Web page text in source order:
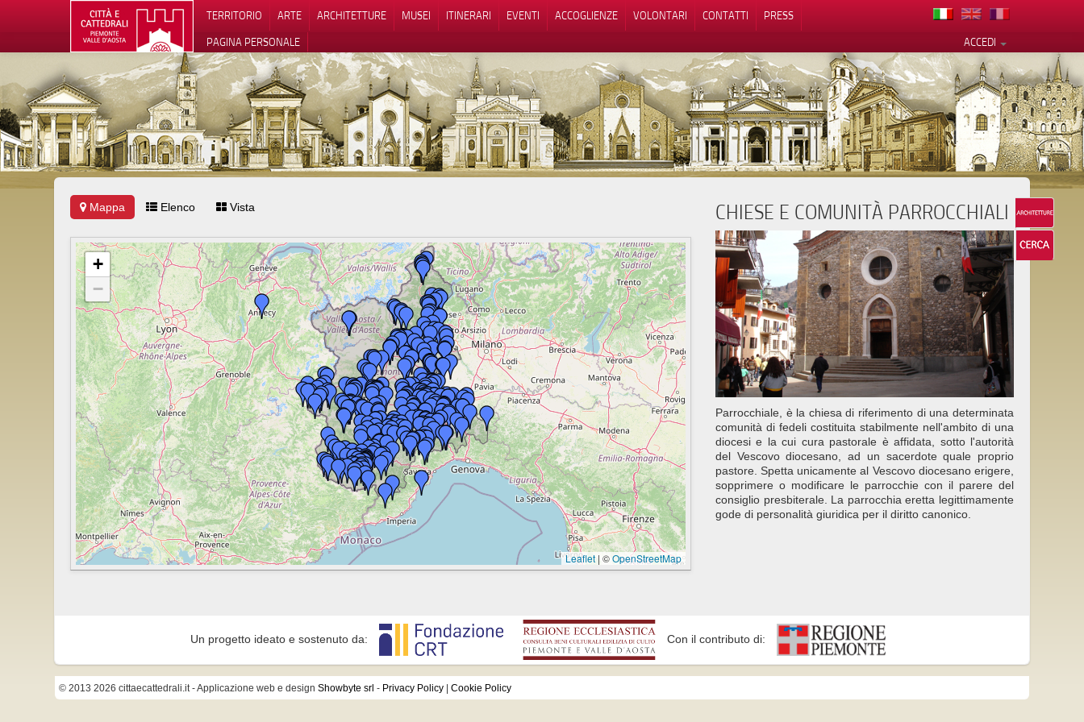
TERRITORIO ARTE ARCHITETTURE MUSEI ITINERARI EVENTI ACCOGLIENZE VOLONTARI CONTATTI
PRESS
ACCEDI
PAGINA PERSONALE
Mappa Elenco Vista
+
−
Leaflet | ©OpenStreetMap
CHIESE E COMUNITÀ PARROCCHIALI
Parrocchiale, è la chiesa di riferimento di una determinata
comunità di fedeli costituita stabilmente nell'ambito di una
diocesi e la cui cura pastorale è affidata, sotto l'autorità
del Vescovo diocesano, ad un sacerdote quale proprio
pastore. Spetta unicamente al Vescovo diocesano erigere,
sopprimere o modificare le parrocchie con il parere del
consiglio presbiterale. La parrocchia eretta legittimamente
gode di personalità giuridica per il diritto canonico.
Un progetto ideato e sostenuto da: Con il contributo di:
© 2013 2026 cittaecattedrali.it- Applicazione web e design Showbyte srl - Privacy Policy Cookie Policy
Le tue preferenze relative alla privacy